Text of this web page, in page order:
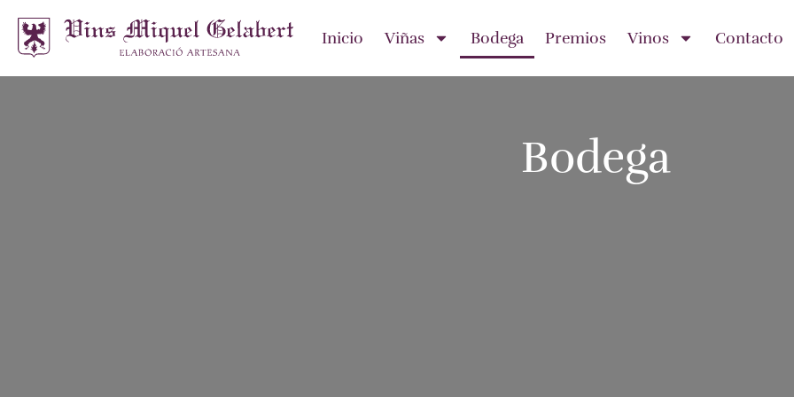
Inicio Viñas Bodega Premios Vinos Contacto
Bodega